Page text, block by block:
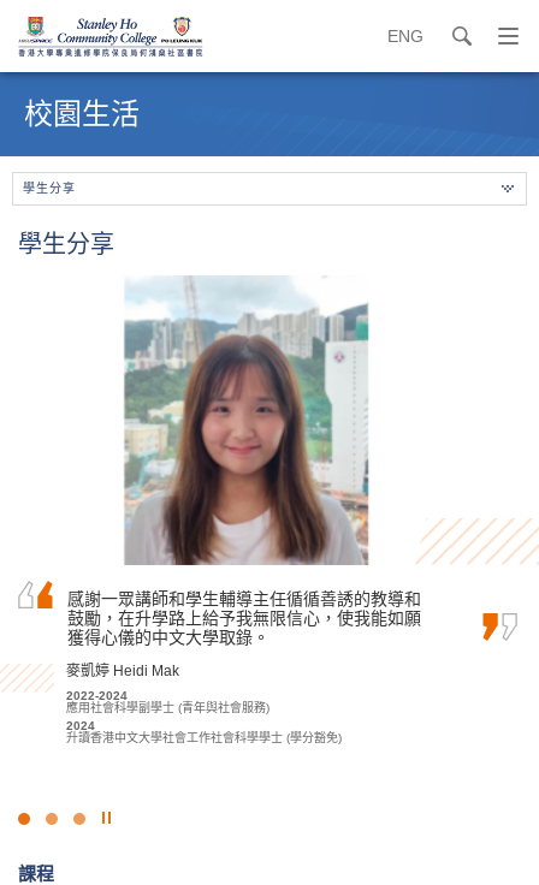
ENG search
打
開
始
校園生活
學生分享
學生分享
感謝一眾講師和學生輔導主任循循善誘的教導和
鼓勵，在升學路上給予我無限信心，使我能如願
獲得心儀的中文大學取錄。
麥凱婷 Heidi Mak
2022-2024
應用社會科學副學士 (青年與社會服務)
2024
升讀香港中文大學社會工作社會科學學士 (學分豁免)
在書院的幫助和鼓勵下，我對旅遊和酒店業產生
了濃厚的興趣。在書院學到的技能和知識，都將
令我終身受用。
李海欣 Virginia Lee
2022
基礎專上教育文憑課程
2023-2025
旅遊及酒店管理高級文憑
你可能是帶着淚水進來書院，但希望你離開時可
以帶着微笑。也許你在書院就讀的課程不是你理
想中的，但希望你在兩年後可以選擇自己想要的
孫慧淇 Sun Wai Ki
2021-2023
應用社會科學副學士(傳理、公關及新聞)
2023
點
課程